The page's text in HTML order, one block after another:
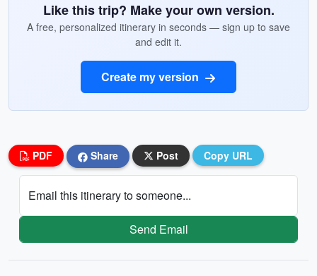
Like this trip? Make your own version.
A free, personalized itinerary in seconds — sign up to save
and edit it.
Create my version
PDF Share Post Copy URL
Email this itinerary to someone...
Send Email